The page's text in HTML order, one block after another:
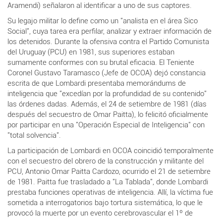
Aramendi) señalaron al identificar a uno de sus captores.
Su legajo militar lo define como un "analista en el área Sico
Social", cuya tarea era perfilar, analizar y extraer información de
los detenidos. Durante la ofensiva contra el Partido Comunista
del Uruguay (PCU) en 1981, sus superiores estaban
sumamente conformes con su brutal eficacia. El Teniente
Coronel Gustavo Taramasco (Jefe de OCOA) dejó constancia
escrita de que Lombardi presentaba memorándums de
inteligencia que "excedían por la profundidad de su contenido"
las órdenes dadas. Además, el 24 de setiembre de 1981 (días
después del secuestro de Omar Paitta), lo felicitó oficialmente
por participar en una "Operación Especial de Inteligencia" con
"total solvencia".
La participación de Lombardi en OCOA coincidió temporalmente
con el secuestro del obrero de la construcción y militante del
PCU, Antonio Omar Paitta Cardozo, ocurrido el 21 de setiembre
de 1981. Paitta fue trasladado a "La Tablada", donde Lombardi
prestaba funciones operativas de inteligencia. Allí, la víctima fue
sometida a interrogatorios bajo tortura sistemática, lo que le
provocó la muerte por un evento cerebrovascular el 1º de